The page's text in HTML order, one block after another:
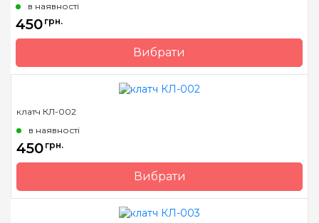
в наявності
450 грн.
Вибрати
Бренд
Барвиста Вишиванка
клатч КЛ-002
в наявності
450 грн.
Вибрати
Бренд
Барвиста Вишиванка